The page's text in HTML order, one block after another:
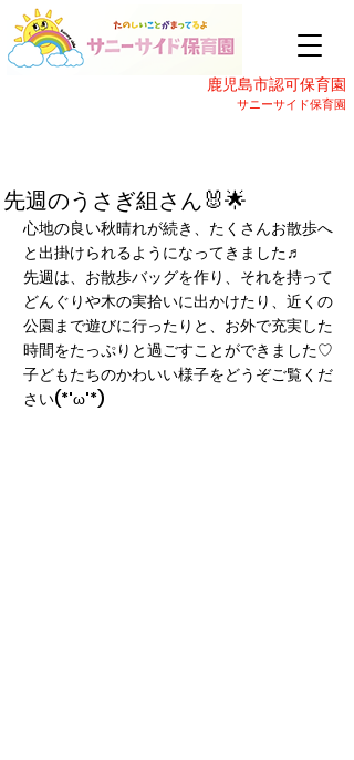
鹿児島市認可保育園
サニーサイド保育園
先週のうさぎ組さん🐰🌟
心地の良い秋晴れが続き、たくさんお散歩へ
と出掛けられるようになってきました♬
先週は、お散歩バッグを作り、それを持って
どんぐりや木の実拾いに出かけたり、近くの
公園まで遊びに行ったりと、お外で充実した
時間をたっぷりと過ごすことができました♡
子どもたちのかわいい様子をどうぞご覧くだ
さい(*'ω'*)